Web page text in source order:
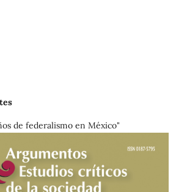
de federalismo en México"